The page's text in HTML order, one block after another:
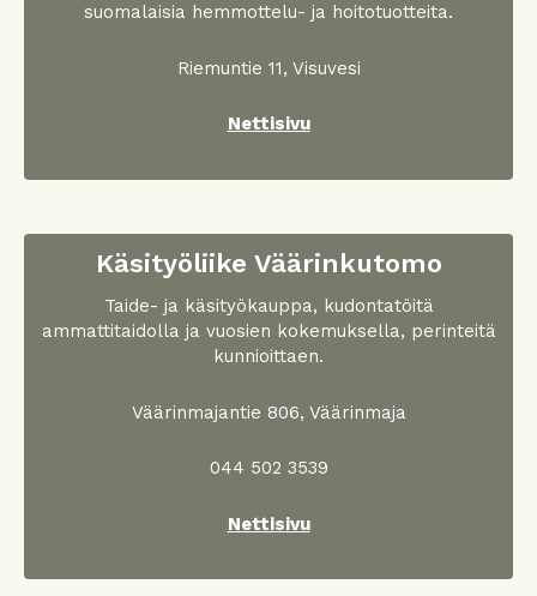
suomalaisia hemmottelu- ja hoitotuotteita.
Riemuntie 11, Visuvesi
Nettisivu
Käsityöliike Väärinkutomo
Taide- ja käsityökauppa, kudontatöitä
ammattitaidolla ja vuosien kokemuksella, perinteitä
kunnioittaen.
Väärinmajantie 806, Väärinmaja
044 502 3539
Nettisivu